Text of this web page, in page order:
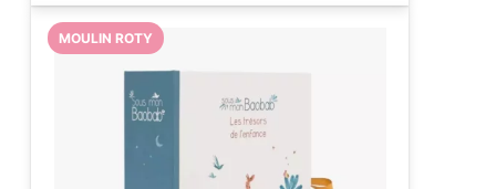
MOULIN ROTY